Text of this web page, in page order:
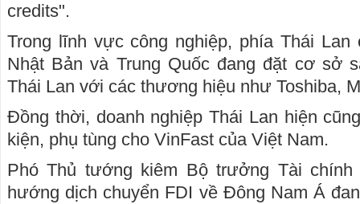
credits".
Trong lĩnh vực công nghiệp, phía Thái Lan
Nhật Bản và Trung Quốc đang đặt cơ sở
Thái Lan với các thương hiệu như Toshiba,
Đồng thời, doanh nghiệp Thái Lan hiện
kiện, phụ tùng cho VinFast của Việt Nam.
Phó Thủ tướng kiêm Bộ trưởng Tài chính
hướng dịch chuyển FDI về Đông Nam Á